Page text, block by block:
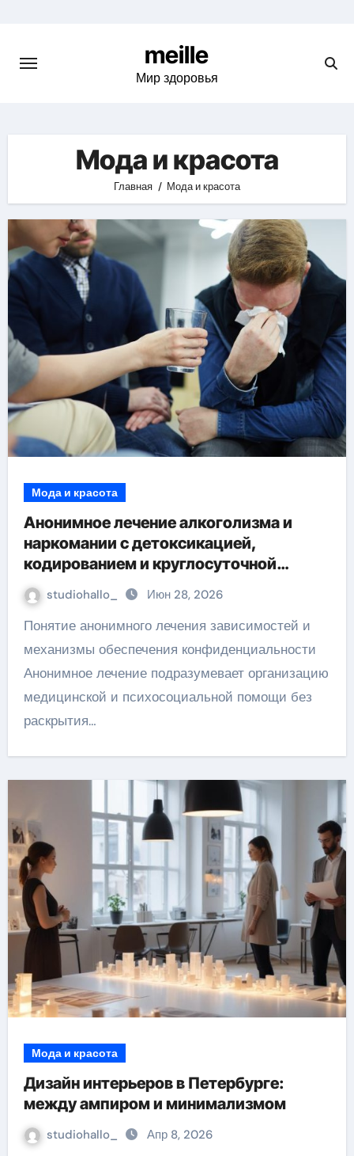
content
meille
Мир здоровья
Мода и красота
Главная Мода и красота
Мода и красота
Анонимное лечение алкоголизма и
наркомании с детоксикацией,
кодированием и круглосуточной
помощью под наблюдением врачей
studiohallo_ Июн 28, 2026
Понятие анонимного лечения зависимостей и
механизмы обеспечения конфиденциальности
Анонимное лечение подразумевает организацию
медицинской и психосоциальной помощи без
раскрытия…
Мода и красота
Дизайн интерьеров в Петербурге:
между ампиром и минимализмом
studiohallo_ Апр 8, 2026